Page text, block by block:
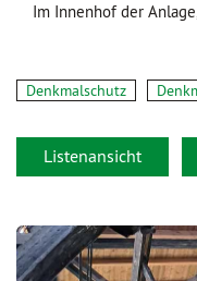
Im Innenhof der
Denkmalschutz
Listenansicht